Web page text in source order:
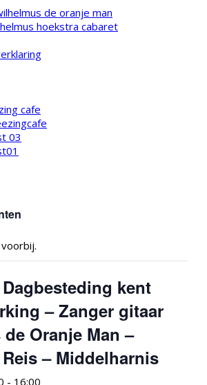
de oranje man
hoekstra cabaret
cafe
03
kent
– Zanger gitaar
Oranje Man –
– Middelharnis
- 16:00